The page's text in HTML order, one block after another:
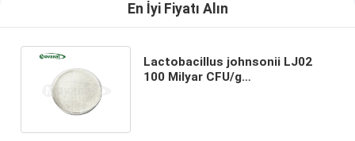
En İyi Fiyatı Alın
Lactobacillus johnsonii LJ02
100 Milyar CFU/g